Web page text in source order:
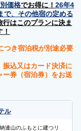
価格でお得に！ 26年4
で、その他宿の定める
はこのプランに決ま
つき宿泊税が別途必要
込又はカード決済に
ー券（宿泊券）をお送
ル
連山のふもとに建つリ